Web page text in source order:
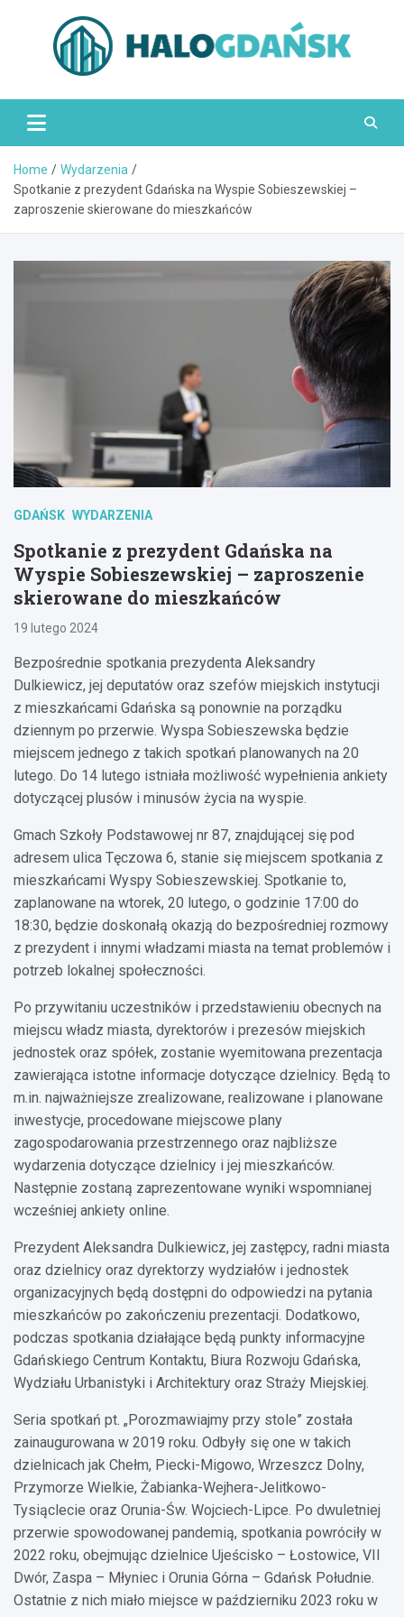
HaloGdańsk.pl
Home
Wydarzenia
Spotkanie z prezydent Gdańska na Wyspie Sobieszewskiej –
zaproszenie skierowane do mieszkańców
GDAŃSK WYDARZENIA
Spotkanie z prezydent Gdańska na
Wyspie Sobieszewskiej – zaproszenie
skierowane do mieszkańców
19 lutego 2024
Bezpośrednie spotkania prezydenta Aleksandry
Dulkiewicz, jej deputatów oraz szefów miejskich instytucji
z mieszkańcami Gdańska są ponownie na porządku
dziennym po przerwie. Wyspa Sobieszewska będzie
miejscem jednego z takich spotkań planowanych na 20
lutego. Do 14 lutego istniała możliwość wypełnienia ankiety
dotyczącej plusów i minusów życia na wyspie.
Gmach Szkoły Podstawowej nr 87, znajdującej się pod
adresem ulica Tęczowa 6, stanie się miejscem spotkania z
mieszkańcami Wyspy Sobieszewskiej. Spotkanie to,
zaplanowane na wtorek, 20 lutego, o godzinie 17:00 do
18:30, będzie doskonałą okazją do bezpośredniej rozmowy
z prezydent i innymi władzami miasta na temat problemów i
potrzeb lokalnej społeczności.
Po przywitaniu uczestników i przedstawieniu obecnych na
miejscu władz miasta, dyrektorów i prezesów miejskich
jednostek oraz spółek, zostanie wyemitowana prezentacja
zawierająca istotne informacje dotyczące dzielnicy. Będą to
m.in. najważniejsze zrealizowane, realizowane i planowane
inwestycje, procedowane miejscowe plany
zagospodarowania przestrzennego oraz najbliższe
wydarzenia dotyczące dzielnicy i jej mieszkańców.
Następnie zostaną zaprezentowane wyniki wspomnianej
wcześniej ankiety online.
Prezydent Aleksandra Dulkiewicz, jej zastępcy, radni miasta
oraz dzielnicy oraz dyrektorzy wydziałów i jednostek
organizacyjnych będą dostępni do odpowiedzi na pytania
mieszkańców po zakończeniu prezentacji. Dodatkowo,
podczas spotkania działające będą punkty informacyjne
Gdańskiego Centrum Kontaktu, Biura Rozwoju Gdańska,
Wydziału Urbanistyki i Architektury oraz Straży Miejskiej.
Seria spotkań pt. „Porozmawiajmy przy stole” została
zainaugurowana w 2019 roku. Odbyły się one w takich
dzielnicach jak Chełm, Piecki-Migowo, Wrzeszcz Dolny,
Przymorze Wielkie, Żabianka-Wejhera-Jelitkowo-
Tysiąclecie oraz Orunia-Św. Wojciech-Lipce. Po dwuletniej
przerwie spowodowanej pandemią, spotkania powróciły w
2022 roku, obejmując dzielnice Ujeścisko – Łostowice, VII
Dwór, Zaspa – Młyniec i Orunia Górna – Gdańsk Południe.
Ostatnie z nich miało miejsce w październiku 2023 roku w